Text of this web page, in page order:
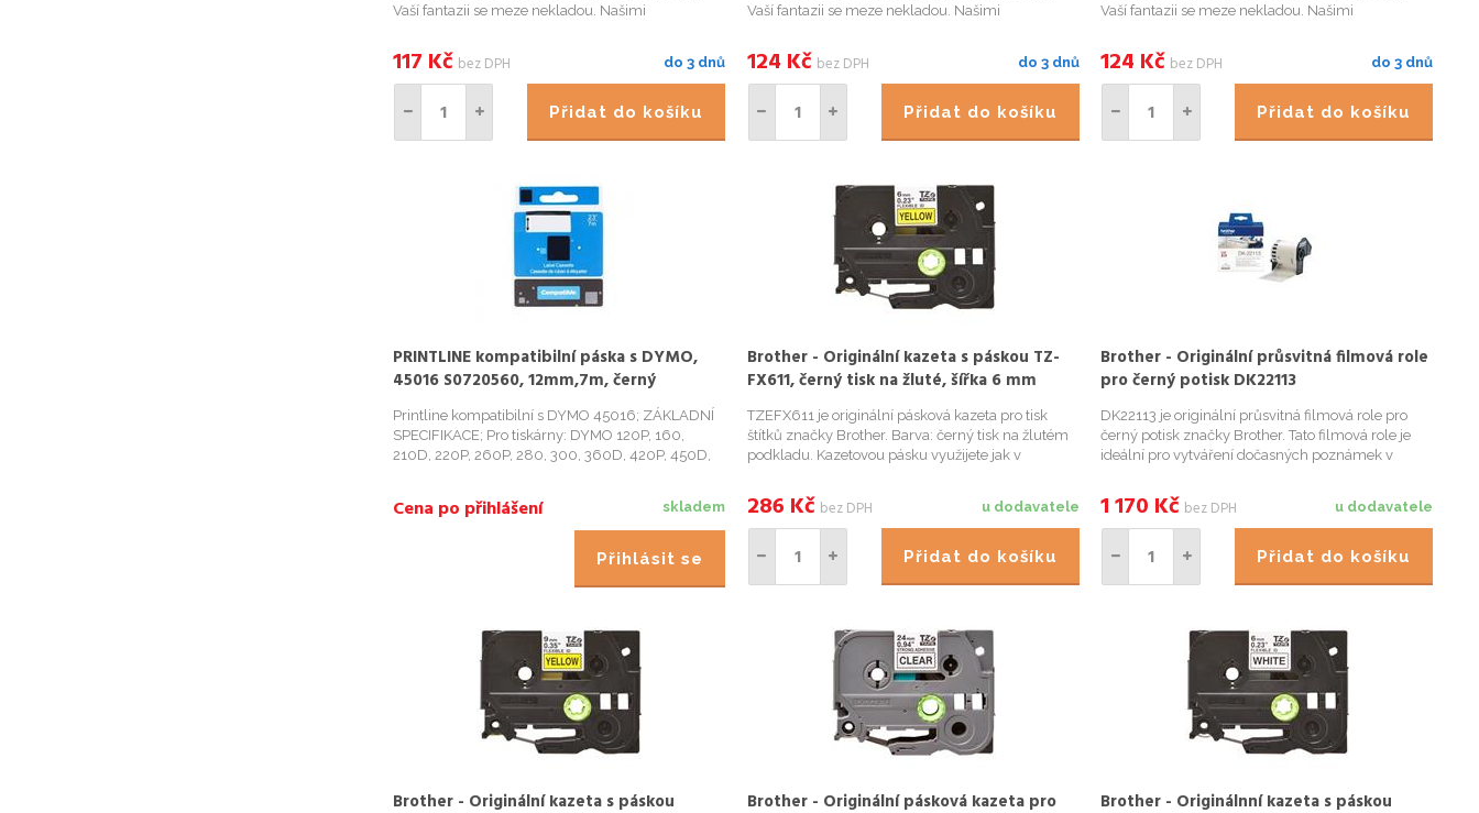
Vaší fantazii se meze nekladou. Našimi
například Vaše kořenky v kuchyni, květináče či
bylinky na zahrádce, krabi...
do 3 dnů
117 Kč bez DPH
Přidat do košíku
Vaší fantazii se meze nekladou. Našimi
například Vaše kořenky v kuchyni, květináče či
bylinky na zahrádce, krabi...
do 3 dnů
124 Kč bez DPH
Přidat do košíku
Vaší fantazii se meze nekladou. Našimi
například Vaše kořenky v kuchyni, květináče či
bylinky na zahrádce, krabi...
do 3 dnů
124 Kč bez DPH
Přidat do košíku
PRINTLINE kompatibilní páska s DYMO,
45016 S0720560, 12mm,7m, černý
tisk/modrý podklad, D1
Printline kompatibilní s DYMO 45016; ZÁKLADNÍ
SPECIFIKACE; Pro tiskárny: DYMO 120P, 160,
210D, 220P, 260P, 280, 300, 360D, 420P, 450D,
LabelPoint 350, 450...
skladem
Cena po přihlášení
Přihlásit se
Brother - Originální kazeta s páskou TZ-
FX611, černý tisk na žluté, šířka 6 mm
TZEFX611 je originální pásková kazeta pro tisk
štítků značky Brother. Barva: černý tisk na žlutém
podkladu. Kazetovou pásku využijete jak v
označení pořadačů, kartoték, polic, USB flash
disků nebo kabeláže. Ka...
u dodavatele
286 Kč bez DPH
Přidat do košíku
Brother - Originální průsvitná filmová role
pro černý potisk DK22113
DK22113 je originální průsvitná filmová role pro
černý potisk značky Brother. Tato filmová role je
ideální pro vytváření dočasných poznámek v
- Šířka: 62 mm; - Délka: 15,24 m;
u dodavatele
1 170 Kč bez DPH
Přidat do košíku
Brother - Originální kazeta s páskou
Brother - Originální pásková kazeta pro
Brother - Originálnní kazeta s páskou